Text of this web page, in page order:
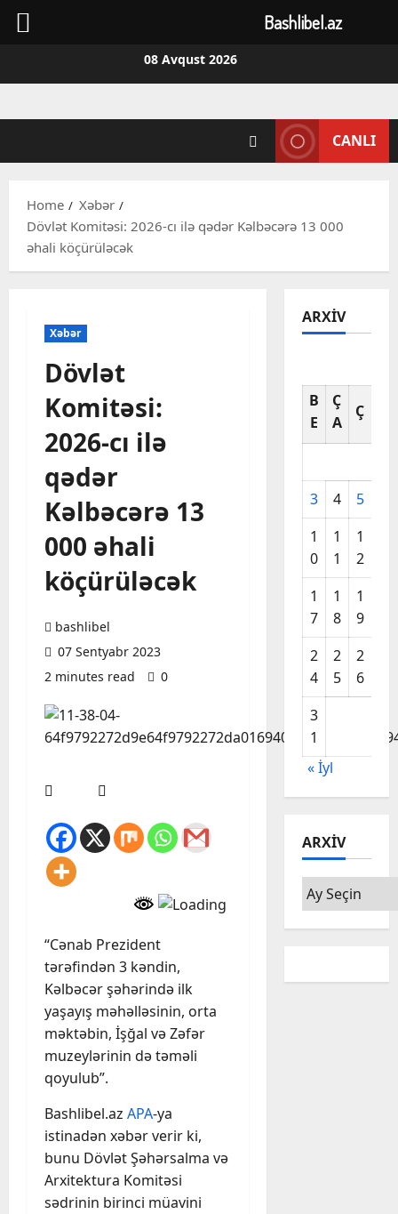
08 Avqust 2026
CANLI
Home
Xəbər
Dövlət Komitəsi: 2026-cı ilə qədər Kəlbəcərə 13 000
əhali köçürüləcək
Xəbər
Dövlət
Komitəsi:
2026-cı ilə
qədər
Kəlbəcərə 13
000 əhali
köçürüləcək
bashlibel
07 Sentyabr 2023
2 minutes read
0
“Cənab Prezident
tərəfindən 3 kəndin,
Kəlbəcər şəhərində ilk
yaşayış məhəlləsinin, orta
məktəbin, İşğal və Zəfər
muzeylərinin də təməli
qoyulub”.
Bashlibel.az APA-ya
istinadən xəbər verir ki,
bunu Dövlət Şəhərsalma və
Arxitektura Komitəsi
sədrinin birinci müavini
ARXIV
B
E
Ç
A
Ç
3 4 5
1
0
1
1
1
2
1
7
1
8
1
9
2
4
2
5
2
6
3
1
« İyl
ARXIV
Arxiv
Bashlibel.az